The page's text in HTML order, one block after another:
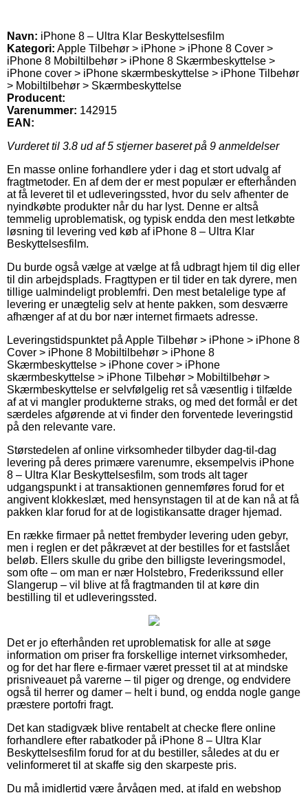
Navn: iPhone 8 – Ultra Klar Beskyttelsesfilm
Kategori: Apple Tilbehør > iPhone > iPhone 8 Cover >
iPhone 8 Mobiltilbehør > iPhone 8 Skærmbeskyttelse >
iPhone cover > iPhone skærmbeskyttelse > iPhone Tilbehør
> Mobiltilbehør > Skærmbeskyttelse
Producent:
Varenummer: 142915
EAN:
Vurderet til 3.8 ud af 5 stjerner baseret på 9 anmeldelser
En masse online forhandlere yder i dag et stort udvalg af
fragtmetoder. En af dem der er mest populær er efterhånden
at få leveret til et udleveringssted, hvor du selv afhenter de
nyindkøbte produkter når du har lyst. Denne er altså
temmelig uproblematisk, og typisk endda den mest letkøbte
løsning til levering ved køb af iPhone 8 – Ultra Klar
Beskyttelsesfilm.
Du burde også vælge at vælge at få udbragt hjem til dig eller
til din arbejdsplads. Fragttypen er til tider en tak dyrere, men
tillige ualmindeligt problemfri. Den mest betalelige type af
levering er unægtelig selv at hente pakken, som desværre
afhænger af at du bor nær internet firmaets adresse.
Leveringstidspunktet på Apple Tilbehør > iPhone > iPhone 8
Cover > iPhone 8 Mobiltilbehør > iPhone 8
Skærmbeskyttelse > iPhone cover > iPhone
skærmbeskyttelse > iPhone Tilbehør > Mobiltilbehør >
Skærmbeskyttelse er selvfølgelig ret så væsentlig i tilfælde
af at vi mangler produkterne straks, og med det formål er det
særdeles afgørende at vi finder den forventede leveringstid
på den relevante vare.
Størstedelen af online virksomheder tilbyder dag-til-dag
levering på deres primære varenumre, eksempelvis iPhone
8 – Ultra Klar Beskyttelsesfilm, som trods alt tager
udgangspunkt i at transaktionen gennemføres forud for et
angivent klokkeslæt, med hensynstagen til at de kan nå at få
pakken klar forud for at de logistikansatte drager hjemad.
En række firmaer på nettet frembyder levering uden gebyr,
men i reglen er det påkrævet at der bestilles for et fastslået
beløb. Ellers skulle du gribe den billigste leveringsmodel,
som ofte – om man er nær Holstebro, Frederikssund eller
Slangerup – vil blive at få fragtmanden til at køre din
bestilling til et udleveringssted.
Det er jo efterhånden ret uproblematisk for alle at søge
information om priser fra forskellige internet virksomheder,
og for det har flere e-firmaer været presset til at at mindske
prisniveauet på varerne – til piger og drenge, og endvidere
også til herrer og damer – helt i bund, og endda nogle gange
præstere portofri fragt.
Det kan stadigvæk blive rentabelt at checke flere online
forhandlere efter rabatkoder på iPhone 8 – Ultra Klar
Beskyttelsesfilm forud for at du bestiller, således at du er
velinformeret til at skaffe sig den skarpeste pris.
Du må imidlertid være årvågen med, at ifald en webshop